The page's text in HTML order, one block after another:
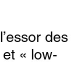
des
« low-